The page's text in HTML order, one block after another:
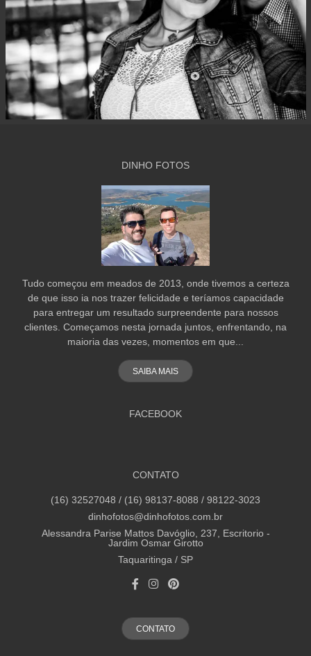
DINHO FOTOS
Tudo começou em meados de 2013, onde tivemos a certeza
de que isso ia nos trazer felicidade e teríamos capacidade
para entregar um resultado surpreendente para nossos
clientes. Começamos nesta jornada juntos, enfrentando, na
maioria das vezes, momentos em que...
SAIBA MAIS
FACEBOOK
CONTATO
(16) 32527048 / (16) 98137-8088 / 98122-3023
dinhofotos@dinhofotos.com.br
Alessandra Parise Mattos Davóglio, 237, Escritorio -
Jardim Osmar Girotto
Taquaritinga / SP
CONTATO